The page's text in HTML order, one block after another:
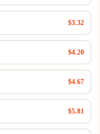
$3.32
$4.20
$4.67
$5.81